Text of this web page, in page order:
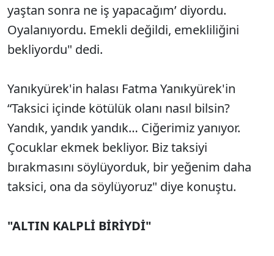
yaştan sonra ne iş yapacağım’ diyordu.
Oyalanıyordu. Emekli değildi, emekliliğini
bekliyordu" dedi.
Yanıkyürek'in halası Fatma Yanıkyürek'in
“Taksici içinde kötülük olanı nasıl bilsin?
Yandık, yandık yandık… Ciğerimiz yanıyor.
Çocuklar ekmek bekliyor. Biz taksiyi
bırakmasını söylüyorduk, bir yeğenim daha
taksici, ona da söylüyoruz" diye konuştu.
"ALTIN KALPLİ BİRİYDİ"